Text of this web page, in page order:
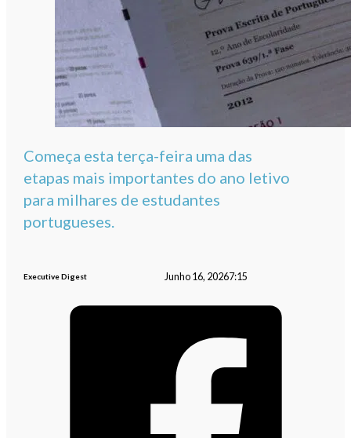
Começa esta terça-feira uma das
etapas mais importantes do ano letivo
para milhares de estudantes
portugueses.
Executive Digest Junho 16, 20267:15